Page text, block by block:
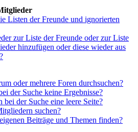
Listen der Freunde und ignorierten
zur Liste der Freunde oder zur Liste
hinzufügen oder diese wieder aus
oder mehrere Foren durchsuchen?
der Suche keine Ergebnisse?
bei der Suche eine leere Seite?
suchen?
Beiträge und Themen finden?